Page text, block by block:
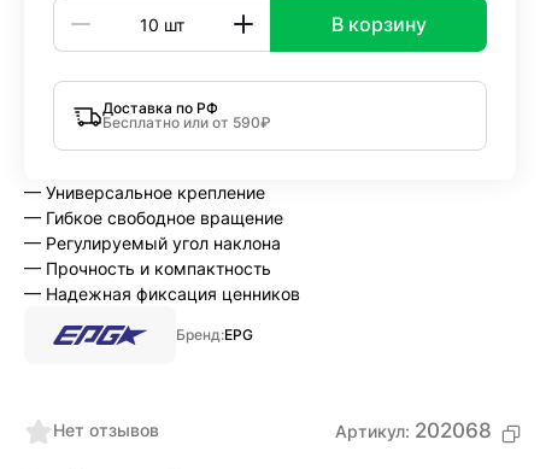
Нет отзывов Артикул: 202068
В корзину
Доставка по РФ
Бесплатно или от 590₽
— Универсальное крепление
— Гибкое свободное вращение
— Регулируемый угол наклона
— Прочность и компактность
— Надежная фиксация ценников
Бренд:EPG